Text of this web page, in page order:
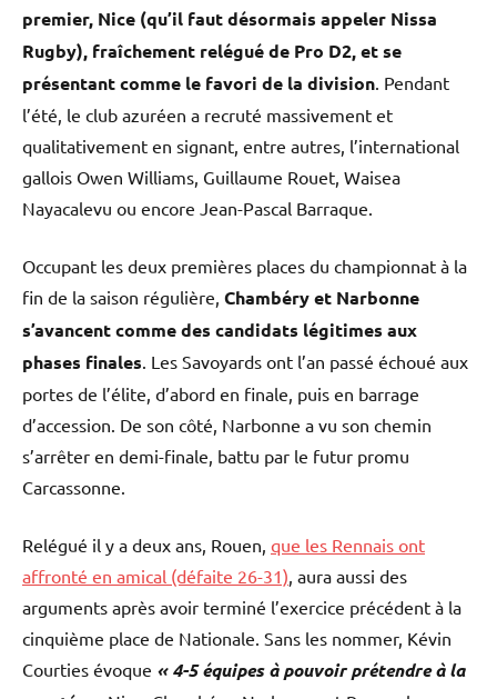
premier, Nice (qu’il faut désormais appeler Nissa
Rugby), fraîchement relégué de Pro D2, et se
présentant comme le favori de la division. Pendant
l’été, le club azuréen a recruté massivement et
qualitativement en signant, entre autres, l’international
gallois Owen Williams, Guillaume Rouet, Waisea
Nayacalevu ou encore Jean-Pascal Barraque.
Occupant les deux premières places du championnat à la
fin de la saison régulière, Chambéry et Narbonne
s’avancent comme des candidats légitimes aux
phases finales. Les Savoyards ont l’an passé échoué aux
portes de l’élite, d’abord en finale, puis en barrage
d’accession. De son côté, Narbonne a vu son chemin
s’arrêter en demi-finale, battu par le futur promu
Carcassonne.
Relégué il y a deux ans, Rouen, que les Rennais ont
affronté en amical (défaite 26-31), aura aussi des
arguments après avoir terminé l’exercice précédent à la
cinquième place de Nationale. Sans les nommer, Kévin
Courties évoque « 4-5 équipes à pouvoir prétendre à la